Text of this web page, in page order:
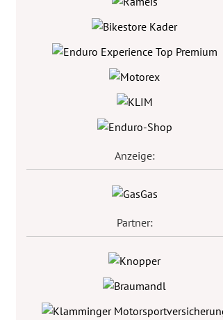
Anzeige:
Partner: